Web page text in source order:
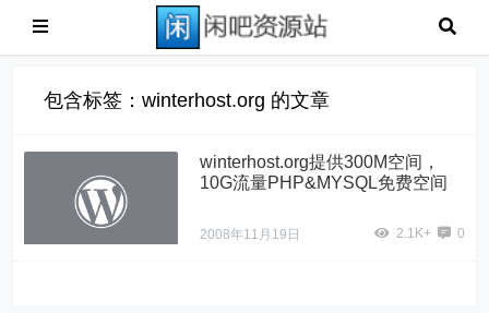
包含标签：winterhost.org 的文章
winterhost.org提供300M空间，
10G流量PHP&MYSQL免费空间
2008年11月19日 2.1K+ 0